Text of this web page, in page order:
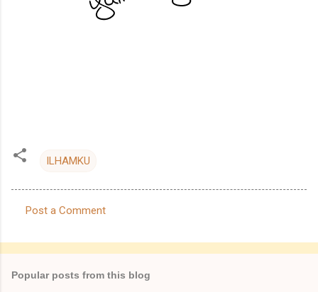
ILHAMKU
o
m
Post a Comment
Popular posts from this blog